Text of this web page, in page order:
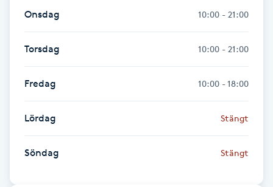
Föning
Gel naglar
Gelenaglar
Gellack
Onsdag 10:00 - 21:00
Torsdag 10:00 - 21:00
Fredag 10:00 - 18:00
Lördag Stängt
Söndag Stängt